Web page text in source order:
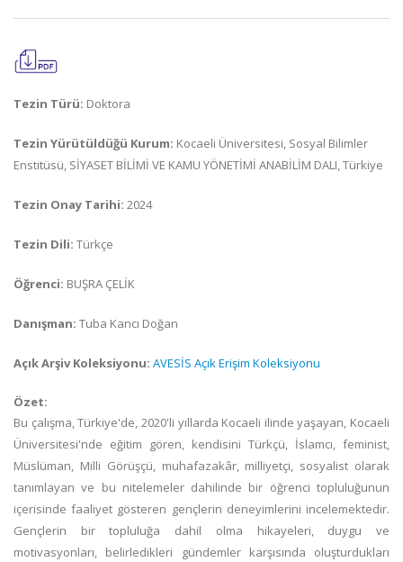
Tezin Türü: Doktora
Tezin Yürütüldüğü Kurum: Kocaeli Üniversitesi, Sosyal Bilimler
Enstitüsü, SİYASET BİLİMİ VE KAMU YÖNETİMİ ANABİLİM DALI, Türkiye
Tezin Onay Tarihi: 2024
Tezin Dili: Türkçe
Öğrenci: BUŞRA ÇELİK
Danışman: Tuba Kancı Doğan
Açık Arşiv Koleksiyonu: AVESİS Açık Erişim Koleksiyonu
Özet:
Bu çalışma, Türkiye'de, 2020'li yıllarda Kocaeli ilinde yaşayan, Kocaeli
Üniversitesi'nde eğitim gören, kendisini Türkçü, İslamcı, feminist,
Müslüman, Milli Görüşçü, muhafazakâr, milliyetçi, sosyalist olarak
tanımlayan ve bu nitelemeler dahilinde bir öğrenci topluluğunun
içerisinde faaliyet gösteren gençlerin deneyimlerini incelemektedir.
Gençlerin bir topluluğa dahil olma hikayeleri, duygu ve
motivasyonları, belirledikleri gündemler karşısında oluşturdukları